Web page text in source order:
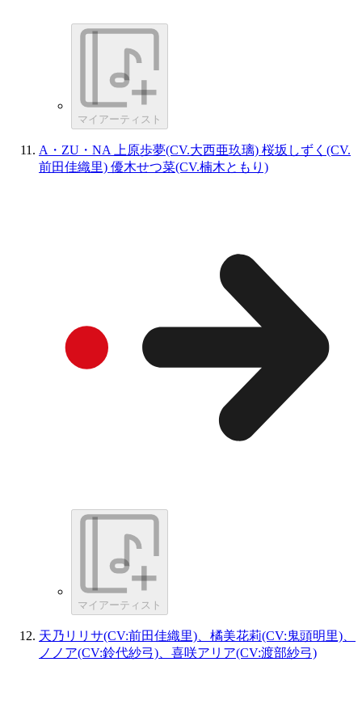
マイアーティスト
A・ZU・NA 上原歩夢(CV.大西亜玖璃) 桜坂しずく(CV.
前田佳織里) 優木せつ菜(CV.楠木ともり)
マイアーティスト
天乃リリサ(CV:前田佳織里)、橘美花莉(CV:鬼頭明里)、
ノノア(CV:鈴代紗弓)、喜咲アリア(CV:渡部紗弓)